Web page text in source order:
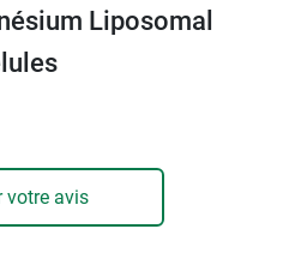
A Lab pour les
et nerveuses
la transmission de
musculaire
Liposomal
votre avis